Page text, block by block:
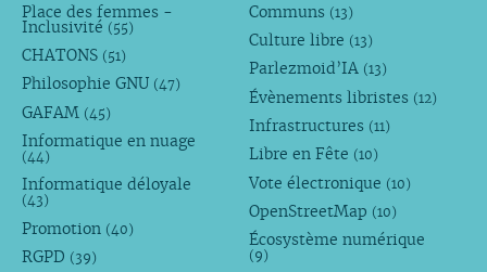
Place des femmes -
Inclusivité (55)
CHATONS (51)
Philosophie GNU (47)
GAFAM (45)
Informatique en nuage
(44)
Informatique déloyale
(43)
Promotion (40)
RGPD (39)
Communs (13)
Culture libre (13)
Parlezmoid’IA (13)
Évènements libristes (12)
Infrastructures (11)
Libre en Fête (10)
Vote électronique (10)
OpenStreetMap (10)
Écosystème numérique
(9)